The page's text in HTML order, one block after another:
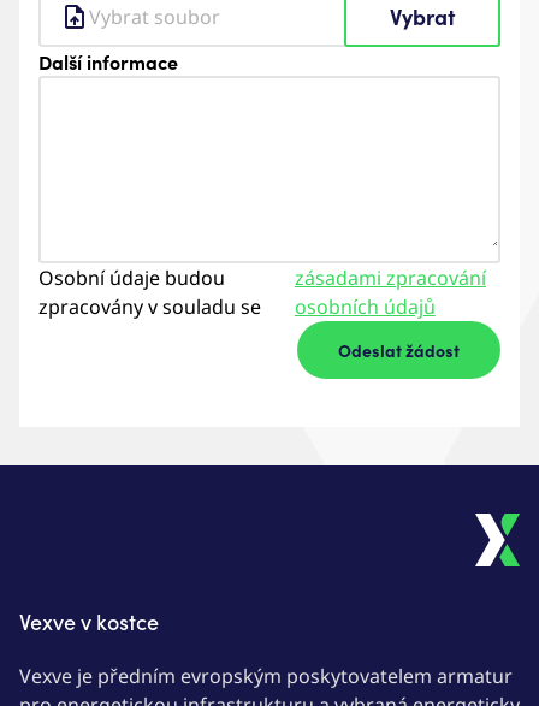
Vybrat soubor
Vybrat
Další informace
Osobní údaje budou
zpracovány v souladu se
zásadami zpracování
osobních údajů
Odeslat žádost
Vexve v kostce
Vexve je předním evropským poskytovatelem armatur